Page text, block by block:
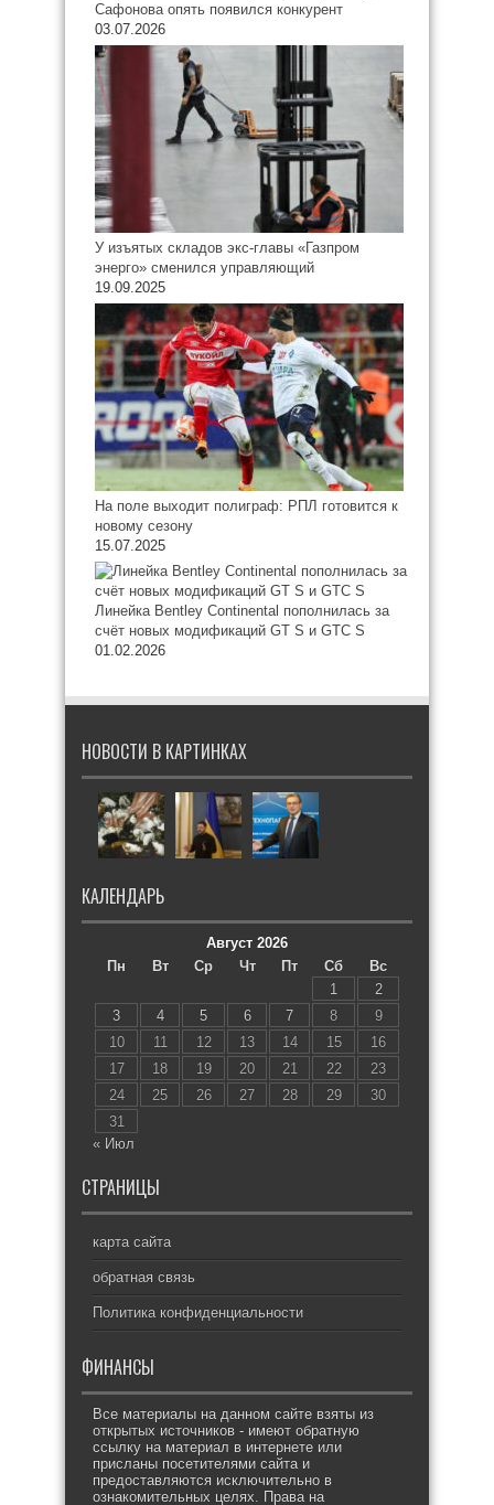
Сафонова опять появился конкурент
03.07.2026
У изъятых складов экс-главы «Газпром
энерго» сменился управляющий
19.09.2025
На поле выходит полиграф: РПЛ готовится к
новому сезону
15.07.2025
Линейка Bentley Continental пополнилась за
счёт новых модификаций GT S и GTC S
01.02.2026
НОВОСТИ В КАРТИНКАХ
КАЛЕНДАРЬ
Август 2026
Пн
Вт Ср Чт Пт Сб
Вс
1
2
3
4 5 6 7 8
9
10
11 12 13 14 15
16
17
18 19 20 21 22
23
24
25 26 27 28 29
30
31
« Июл
СТРАНИЦЫ
карта сайта
обратная связь
Политика конфиденциальности
ФИНАНСЫ
Все материалы на данном сайте взяты из
открытых источников - имеют обратную
ссылку на материал в интернете или
присланы посетителями сайта и
предоставляются исключительно в
ознакомительных целях. Права на